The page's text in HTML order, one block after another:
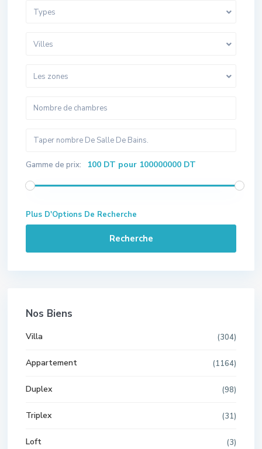
Types
Villes
Les zones
Gamme de prix: 100 DT pour 100000000 DT
Plus D'Options De Recherche
Recherche
Nos Biens
Villa (304)
Appartement (1164)
Duplex (98)
Triplex (31)
Loft (3)